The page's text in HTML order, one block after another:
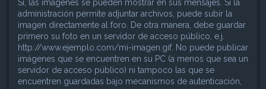
Sí, las imágenes se pueden mostrar en sus mensajes. Si la
administración permite adjuntar archivos, puede subir la
imagen directamente al foro. De otra manera, debe guardar
primero su foto en un servidor de acceso público, e.j.
http://www.ejemplo.com/mi-imagen.gif. No puede publicar
imágenes que se encuentren en su PC (a menos que sea un
servidor de acceso público) ni tampoco las que se
encuentren guardadas bajo mecanismos de autenticación,